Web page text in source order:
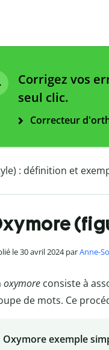
Corrigez vos
seul clic.
Correcteur
: définition et
le 30 avril 2024 parAnne-
oxymore consiste à
de mots. Ce
Oxymore exemple